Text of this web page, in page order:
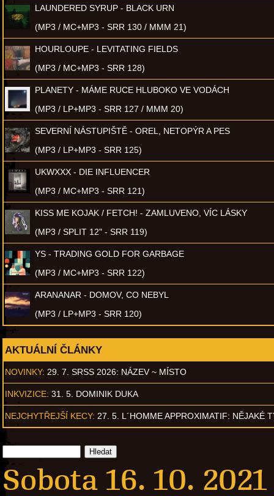
LAUNDERED SYRUP - BLACK URN
(MP3 / MC+MP3 - SRR 130 / MMM 21)
HOURLOUPE - LEVITATING FIELDS
(MP3 / MC+MP3 - SRR 128)
PLANETY - MÁME RUCE HLUBOKO VE VODÁCH
(MP3 / LP+MP3 - SRR 127 / MMM 20)
SEVERNÍ NÁSTUPIŠTĚ - OREL, NETOPÝR A PES
(MP3 / LP+MP3 - SRR 125)
UKWXXX - DIE INFLUENCER
(MP3 / MC+MP3 - SRR 121)
KISS ME KOJAK / FETCH! - ZAMLUVENO, VÍC LÁSKY
(MP3 / SPLIT 12" - SRR 119)
YS - TRADING GOLD FOR GARBAGE
(MP3 / MC+MP3 - SRR 122)
ARANANAR - DOMOV, CO NEBYL
(MP3 / LP+MP3 - SRR 120)
AKTUÁLNÍ ČLÁNKY
NOVINKY: 29. 7. SRSS 2026: NÁZEV ~ MÍSTO
INKVIZICE: 31. 5. DOMINIK DUKA
NEJCHYTŘEJŠÍ KECY: 27. 5. L´HOMME APPROXIMATIF: NĚJAKÉ
Sobota 16. 10.